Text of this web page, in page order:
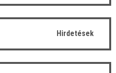
Hirdetések